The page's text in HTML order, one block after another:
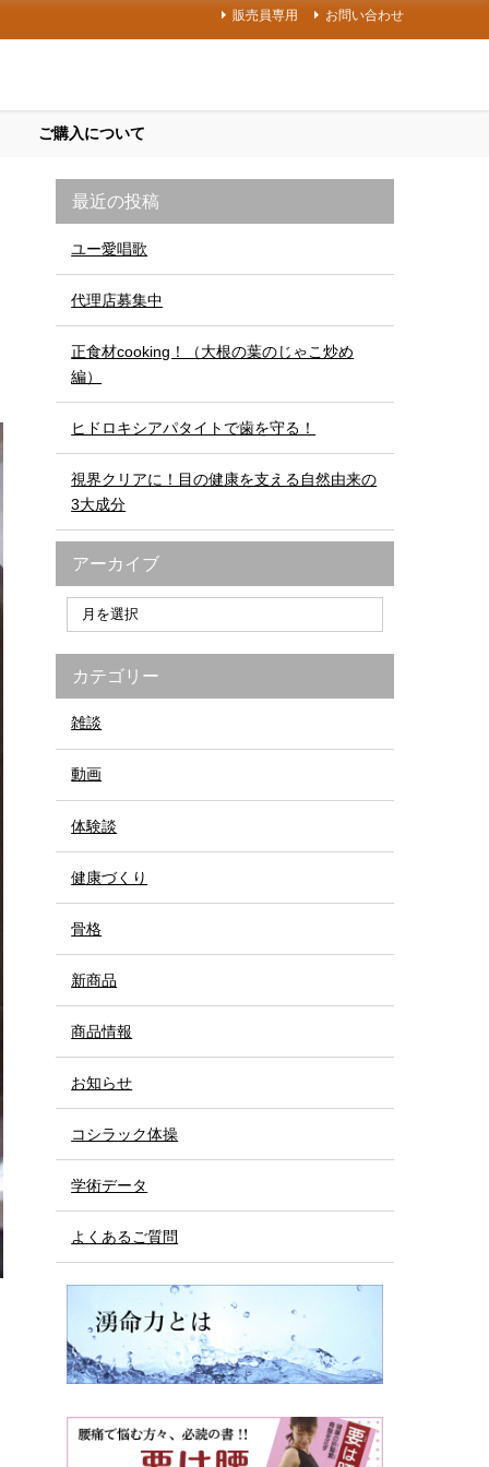
販売員専用 お問い合わせ
ご購入について
最近の投稿
ユー愛唱歌
代理店募集中
正食材cooking！（大根の葉のじゃこ炒め
編）
ヒドロキシアパタイトで歯を守る！
視界クリアに！目の健康を支える自然由来の
3大成分
アーカイブ
カテゴリー
雑談
動画
体験談
健康づくり
骨格
新商品
商品情報
お知らせ
コシラック体操
学術データ
よくあるご質問